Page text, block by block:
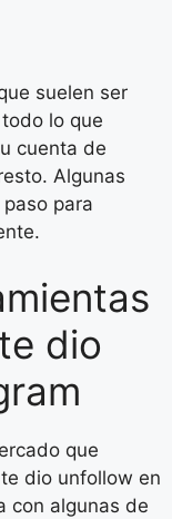
suelen ser
lo que
cuenta de
Algunas
para
dio
que
dio unfollow en
con algunas de